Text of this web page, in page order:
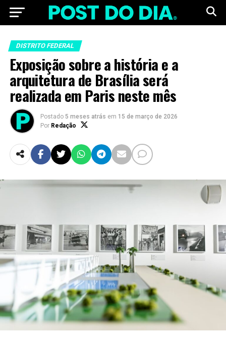
DISTRITO FEDERAL
Exposição sobre a história e a
arquitetura de Brasília será
realizada em Paris neste mês
Postado 5 meses atrás em 15 de março de 2026
Por Redação